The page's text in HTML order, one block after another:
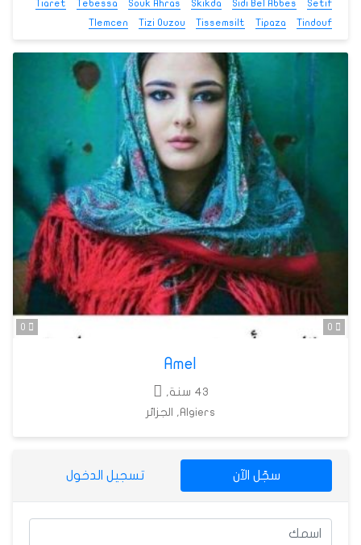
Setif
Sidi Bel Abbes
Skikda
Souk Ahras
Tebessa
Tiaret
Tindouf
Tipaza
Tissemsilt
Tizi Ouzou
Tlemcen
Amel
43 سنة,
Algiers, الجزائر
سجّل الآن تسجيل الدخول